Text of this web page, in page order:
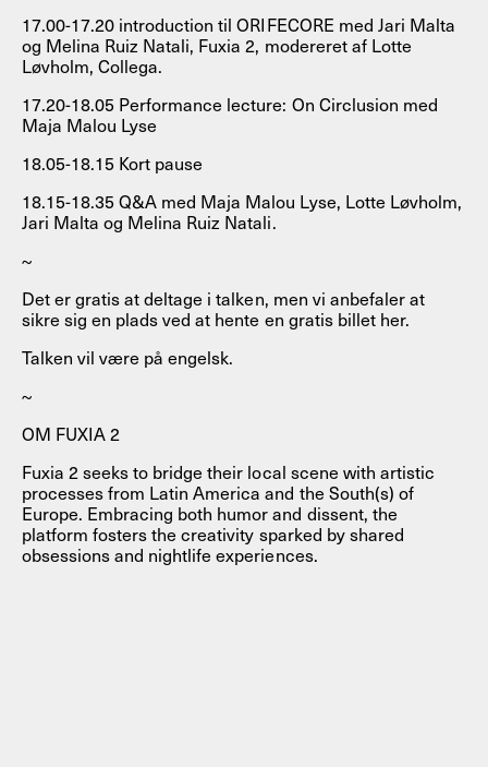
17.00-17.20 introduction til ORIFECORE med Jari Malta
og Melina Ruiz Natali, Fuxia 2, modereret af Lotte
Løvholm, Collega.
17.20-18.05 Performance lecture: On Circlusion med
Maja Malou Lyse
18.05-18.15 Kort pause
18.15-18.35 Q&A med Maja Malou Lyse, Lotte Løvholm,
Jari Malta og Melina Ruiz Natali.
~
Det er gratis at deltage i talken, men vi anbefaler at
sikre sig en plads ved at hente en gratis billet her.
Talken vil være på engelsk.
~
OM FUXIA 2
Fuxia 2 seeks to bridge their local scene with artistic
processes from Latin America and the South(s) of
Europe. Embracing both humor and dissent, the
platform fosters the creativity sparked by shared
obsessions and nightlife experiences.